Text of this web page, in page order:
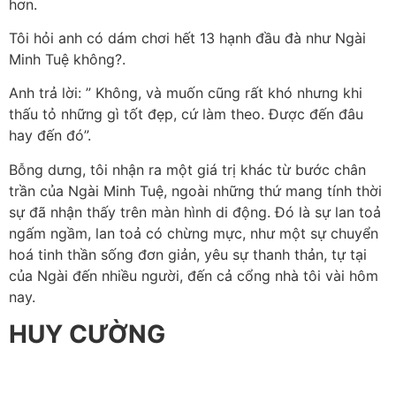
hơn.
Tôi hỏi anh có dám chơi hết 13 hạnh đầu đà như Ngài
Minh Tuệ không?.
Anh trả lời: ” Không, và muốn cũng rất khó nhưng khi
thấu tỏ những gì tốt đẹp, cứ làm theo. Được đến đâu
hay đến đó”.
Bỗng dưng, tôi nhận ra một giá trị khác từ bước chân
trần của Ngài Minh Tuệ, ngoài những thứ mang tính thời
sự đã nhận thấy trên màn hình di động. Đó là sự lan toả
ngấm ngầm, lan toả có chừng mực, như một sự chuyển
hoá tinh thần sống đơn giản, yêu sự thanh thản, tự tại
của Ngài đến nhiều người, đến cả cổng nhà tôi vài hôm
nay.
HUY CƯỜNG